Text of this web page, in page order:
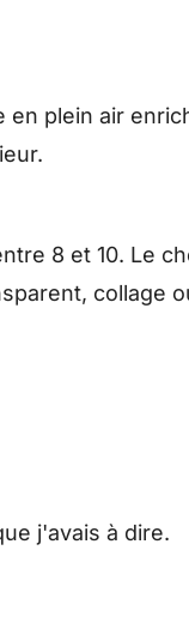
en plein air
8 et 10. Le
collage
j'avais à dire.